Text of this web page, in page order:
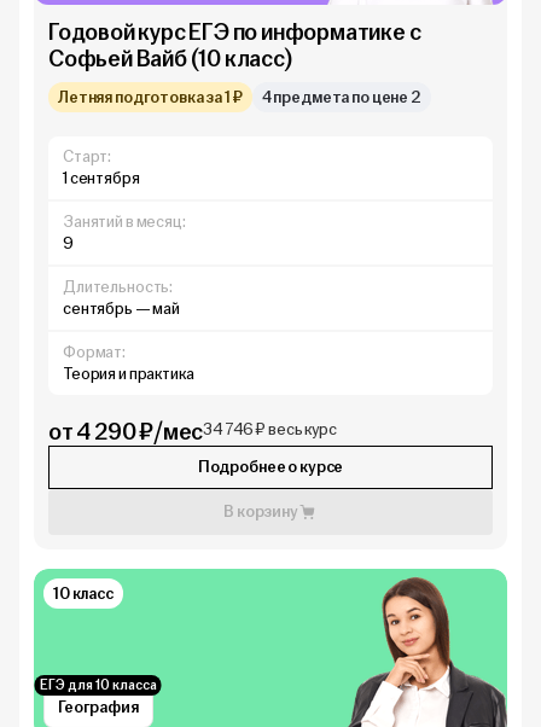
Годовой курс ЕГЭ по информатике с
Софьей Вайб (10 класс)
Летняя подготовка за 1 ₽ 4 предмета по цене 2
Старт:
1 сентября
Занятий в месяц:
9
Длительность:
сентябрь — май
Формат:
Теория и практика
от 4 290 ₽/мес34 746 ₽ весь курс
Подробнее о курсе
В корзину
География
ЕГЭ для 10 класса
10 класс